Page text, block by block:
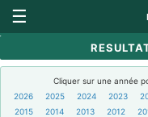
☰
Cliquer sur une année
2026
2025 2024 2023
2015
2014 2013 2012